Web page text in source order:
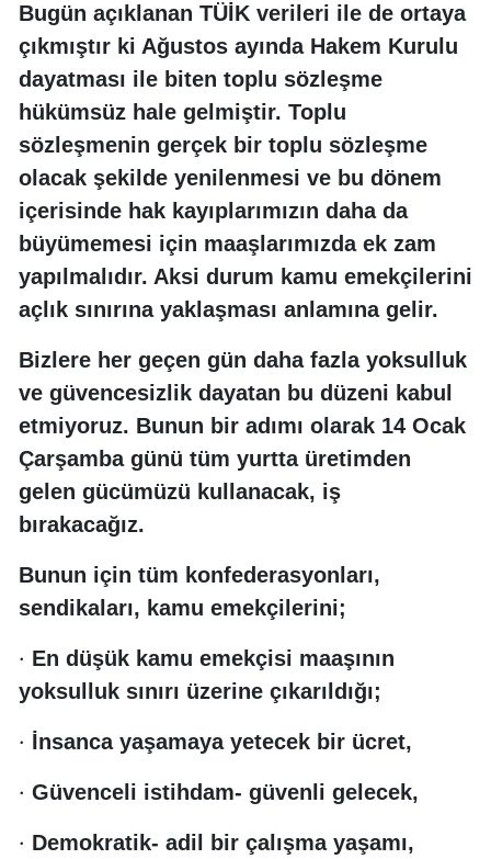
Bugün açıklanan TÜİK verileri ile de ortaya
çıkmıştır ki Ağustos ayında Hakem Kurulu
dayatması ile biten toplu sözleşme
hükümsüz hale gelmiştir. Toplu
sözleşmenin gerçek bir toplu sözleşme
olacak şekilde yenilenmesi ve bu dönem
içerisinde hak kayıplarımızın daha da
büyümemesi için maaşlarımızda ek zam
yapılmalıdır. Aksi durum kamu emekçilerini
açlık sınırına yaklaşması anlamına gelir.
Bizlere her geçen gün daha fazla yoksulluk
ve güvencesizlik dayatan bu düzeni kabul
etmiyoruz. Bunun bir adımı olarak 14 Ocak
Çarşamba günü tüm yurtta üretimden
gelen gücümüzü kullanacak, iş
bırakacağız.
Bunun için tüm konfederasyonları,
sendikaları, kamu emekçilerini;
· En düşük kamu emekçisi maaşının
yoksulluk sınırı üzerine çıkarıldığı;
· İnsanca yaşamaya yetecek bir ücret,
· Güvenceli istihdam- güvenli gelecek,
· Demokratik- adil bir çalışma yaşamı,